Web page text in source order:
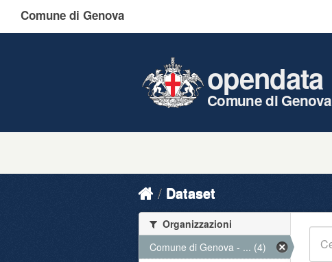
Comune di Genova
opendata
Comune di Genova
Dataset
Organizzazioni
Comune di Genova - ... (4)